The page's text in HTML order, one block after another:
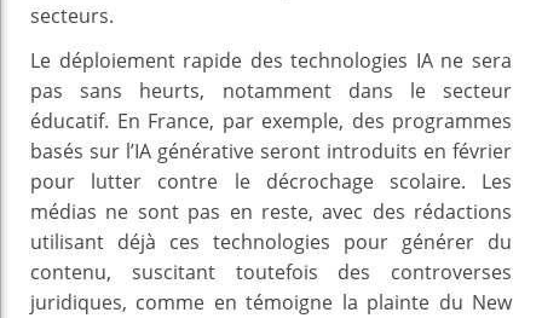
secteurs.
Le déploiement rapide des technologies IA ne sera
pas sans heurts, notamment dans le secteur
éducatif. En France, par exemple, des programmes
basés sur l’IA générative seront introduits en février
pour lutter contre le décrochage scolaire. Les
médias ne sont pas en reste, avec des rédactions
utilisant déjà ces technologies pour générer du
contenu, suscitant toutefois des controverses
juridiques, comme en témoigne la plainte du New